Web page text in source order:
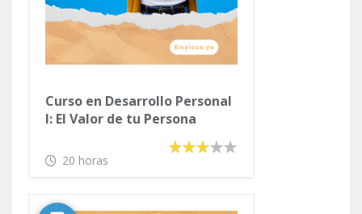
Curso en Desarrollo Personal
I: El Valor de tu Persona
20 horas